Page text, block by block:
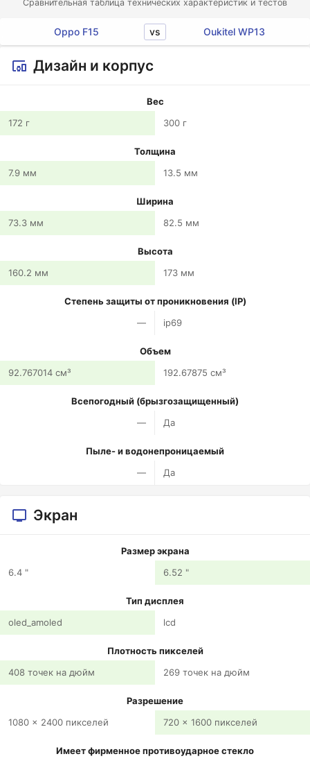
Сравнительная таблица технических характеристик и тестов
Oppo F15 vs Oukitel WP13
Дизайн и корпус
Вес
172 г
300 г
Толщина
7.9 мм
13.5 мм
Ширина
73.3 мм
82.5 мм
Высота
160.2 мм
173 мм
Степень защиты от проникновения (IP)
—
ip69
Объем
92.767014 см³
192.67875 см³
Всепогодный (брызгозащищенный)
—
Да
Пыле- и водонепроницаемый
—
Да
Экран
Размер экрана
6.4 "
6.52 "
Тип дисплея
oled_amoled
lcd
Плотность пикселей
408 точек на дюйм
269 точек на дюйм
Разрешение
1080 x 2400 пикселей
720 x 1600 пикселей
Имеет фирменное противоударное стекло